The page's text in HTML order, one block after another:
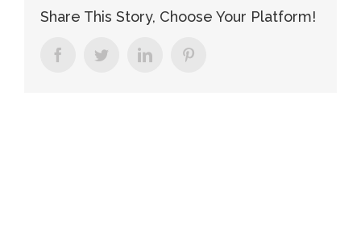
Share This Story, Choose Your Platform!
facebook twitter linkedin